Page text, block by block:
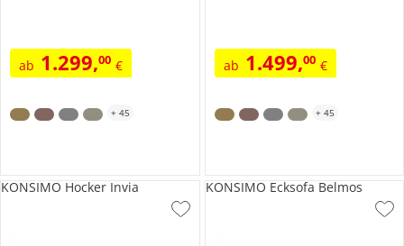
ab 1.299,00 €
+ 45
ab 1.499,00 €
+ 45
KONSIMO Hocker Invia KONSIMO Ecksofa Belmos